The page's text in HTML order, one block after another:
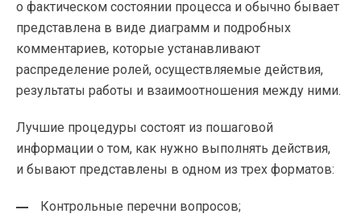
о фактическом состоянии процесса и обычно бывает
представлена в виде диаграмм и подробных
комментариев, которые устанавливают
распределение ролей, осуществляемые действия,
результаты работы и взаимоотношения между ними.
Лучшие процедуры состоят из пошаговой
информации о том, как нужно выполнять действия,
и бывают представлены в одном из трех форматов:
Контрольные перечни вопросов;